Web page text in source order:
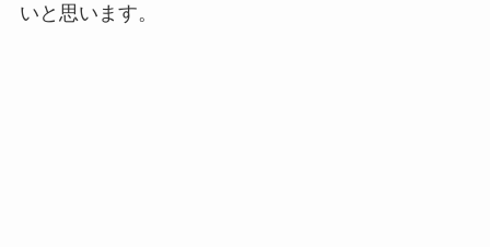
いと思います。